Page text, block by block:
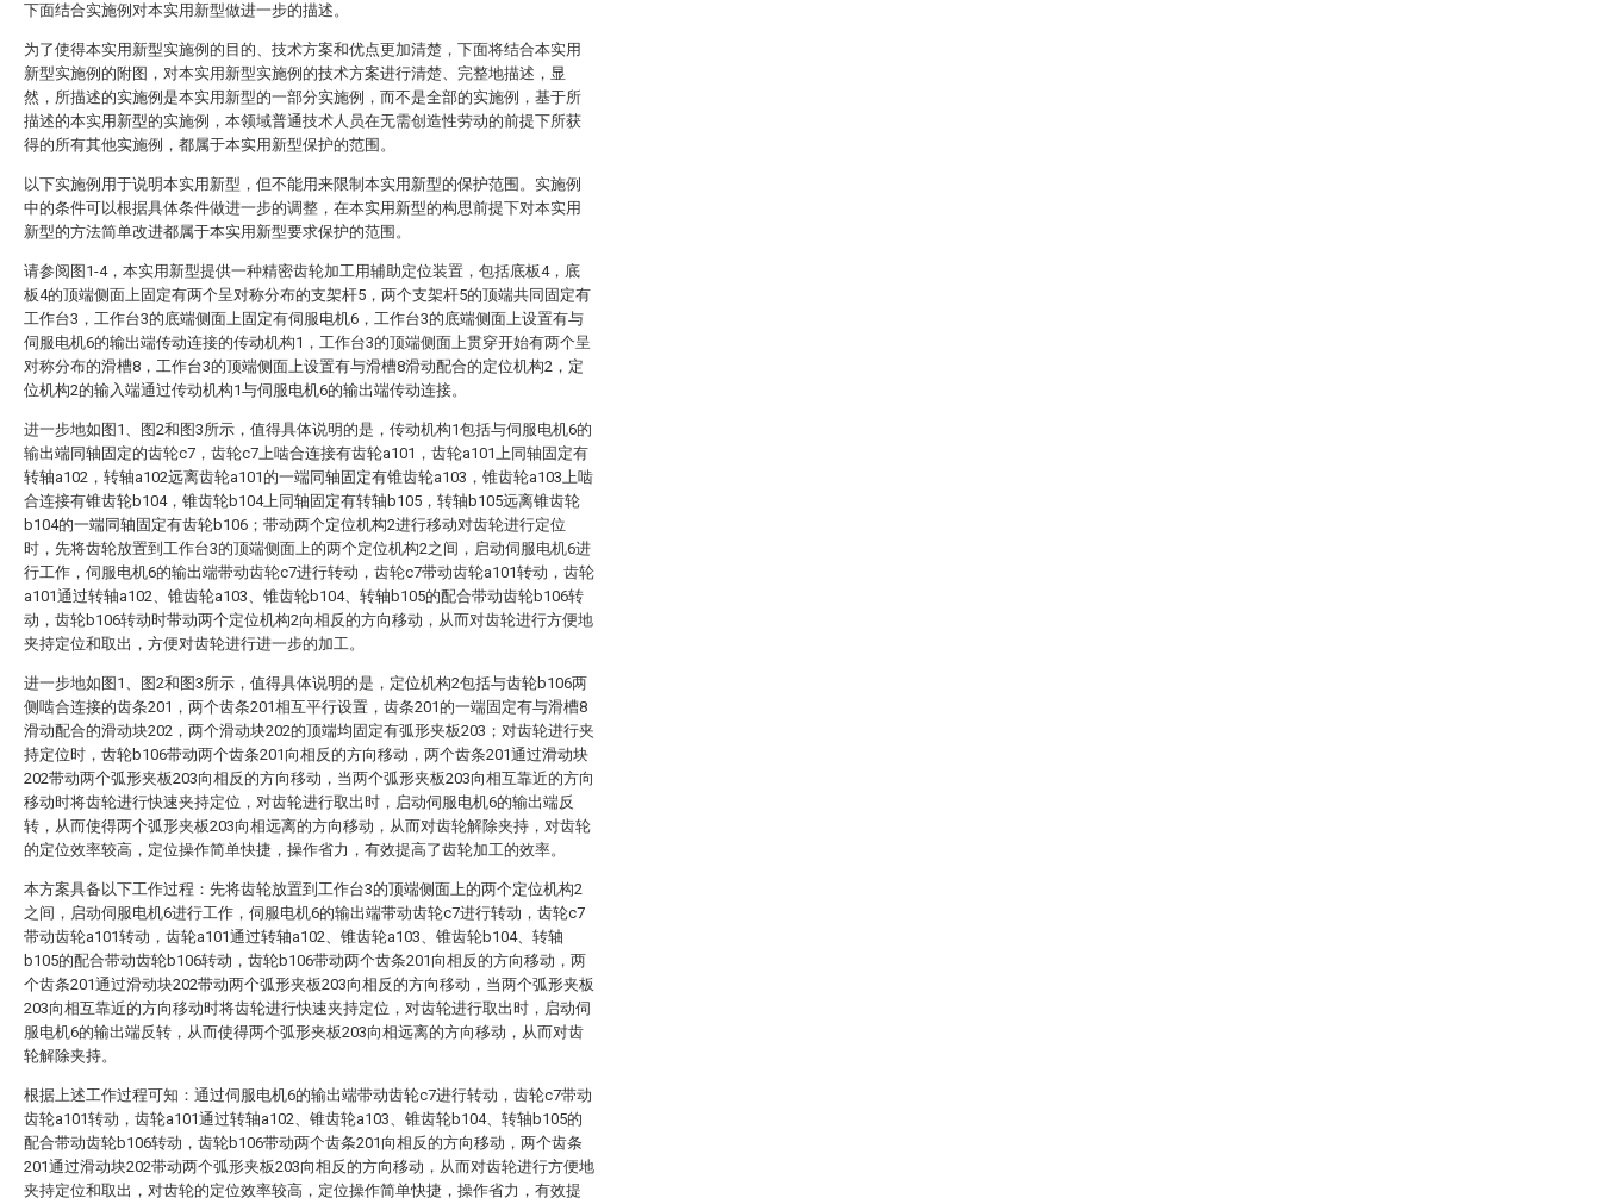
下面结合实施例对本实用新型做进一步的描述。
为了使得本实用新型实施例的目的、技术方案和优点更加清楚，下面将结合本实用
新型实施例的附图，对本实用新型实施例的技术方案进行清楚、完整地描述，显
然，所描述的实施例是本实用新型的一部分实施例，而不是全部的实施例，基于所
描述的本实用新型的实施例，本领域普通技术人员在无需创造性劳动的前提下所获
得的所有其他实施例，都属于本实用新型保护的范围。
以下实施例用于说明本实用新型，但不能用来限制本实用新型的保护范围。实施例
中的条件可以根据具体条件做进一步的调整，在本实用新型的构思前提下对本实用
新型的方法简单改进都属于本实用新型要求保护的范围。
请参阅图1-4，本实用新型提供一种精密齿轮加工用辅助定位装置，包括底板4，底
板4的顶端侧面上固定有两个呈对称分布的支架杆5，两个支架杆5的顶端共同固定有
工作台3，工作台3的底端侧面上固定有伺服电机6，工作台3的底端侧面上设置有与
伺服电机6的输出端传动连接的传动机构1，工作台3的顶端侧面上贯穿开始有两个呈
对称分布的滑槽8，工作台3的顶端侧面上设置有与滑槽8滑动配合的定位机构2，定
位机构2的输入端通过传动机构1与伺服电机6的输出端传动连接。
进一步地如图1、图2和图3所示，值得具体说明的是，传动机构1包括与伺服电机6的
输出端同轴固定的齿轮c7，齿轮c7上啮合连接有齿轮a101，齿轮a101上同轴固定有
转轴a102，转轴a102远离齿轮a101的一端同轴固定有锥齿轮a103，锥齿轮a103上啮
合连接有锥齿轮b104，锥齿轮b104上同轴固定有转轴b105，转轴b105远离锥齿轮
b104的一端同轴固定有齿轮b106；带动两个定位机构2进行移动对齿轮进行定位
时，先将齿轮放置到工作台3的顶端侧面上的两个定位机构2之间，启动伺服电机6进
行工作，伺服电机6的输出端带动齿轮c7进行转动，齿轮c7带动齿轮a101转动，齿轮
a101通过转轴a102、锥齿轮a103、锥齿轮b104、转轴b105的配合带动齿轮b106转
动，齿轮b106转动时带动两个定位机构2向相反的方向移动，从而对齿轮进行方便地
夹持定位和取出，方便对齿轮进行进一步的加工。
进一步地如图1、图2和图3所示，值得具体说明的是，定位机构2包括与齿轮b106两
侧啮合连接的齿条201，两个齿条201相互平行设置，齿条201的一端固定有与滑槽8
滑动配合的滑动块202，两个滑动块202的顶端均固定有弧形夹板203；对齿轮进行夹
持定位时，齿轮b106带动两个齿条201向相反的方向移动，两个齿条201通过滑动块
202带动两个弧形夹板203向相反的方向移动，当两个弧形夹板203向相互靠近的方向
移动时将齿轮进行快速夹持定位，对齿轮进行取出时，启动伺服电机6的输出端反
转，从而使得两个弧形夹板203向相远离的方向移动，从而对齿轮解除夹持，对齿轮
的定位效率较高，定位操作简单快捷，操作省力，有效提高了齿轮加工的效率。
本方案具备以下工作过程：先将齿轮放置到工作台3的顶端侧面上的两个定位机构2
之间，启动伺服电机6进行工作，伺服电机6的输出端带动齿轮c7进行转动，齿轮c7
带动齿轮a101转动，齿轮a101通过转轴a102、锥齿轮a103、锥齿轮b104、转轴
b105的配合带动齿轮b106转动，齿轮b106带动两个齿条201向相反的方向移动，两
个齿条201通过滑动块202带动两个弧形夹板203向相反的方向移动，当两个弧形夹板
203向相互靠近的方向移动时将齿轮进行快速夹持定位，对齿轮进行取出时，启动伺
服电机6的输出端反转，从而使得两个弧形夹板203向相远离的方向移动，从而对齿
轮解除夹持。
根据上述工作过程可知：通过伺服电机6的输出端带动齿轮c7进行转动，齿轮c7带动
齿轮a101转动，齿轮a101通过转轴a102、锥齿轮a103、锥齿轮b104、转轴b105的
配合带动齿轮b106转动，齿轮b106带动两个齿条201向相反的方向移动，两个齿条
201通过滑动块202带动两个弧形夹板203向相反的方向移动，从而对齿轮进行方便地
夹持定位和取出，对齿轮的定位效率较高，定位操作简单快捷，操作省力，有效提